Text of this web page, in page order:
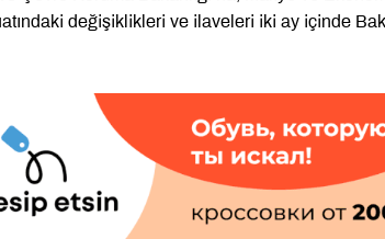
değişiklikleri ve ilaveleri iki ay içinde